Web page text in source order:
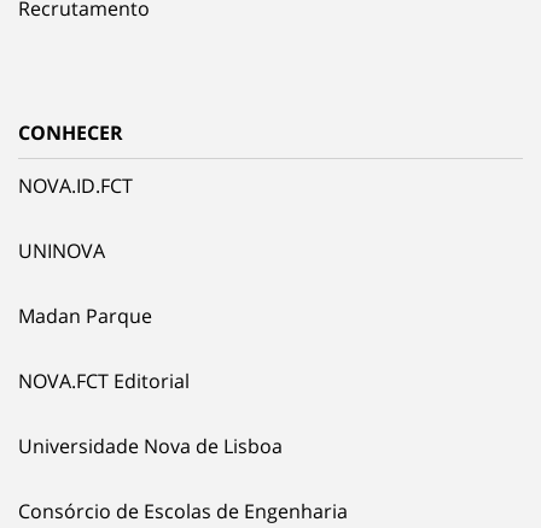
Recrutamento
CONHECER
NOVA.ID.FCT
UNINOVA
Madan Parque
NOVA.FCT Editorial
Universidade Nova de Lisboa
Consórcio de Escolas de Engenharia